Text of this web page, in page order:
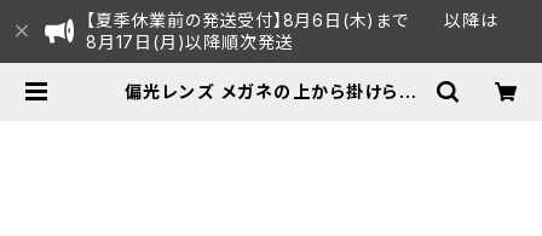
【夏季休業前の発送受付】8月6日(木)まで 以降は
8月17日(月)以降順次発送
偏光レンズ メガネの上から掛けられ